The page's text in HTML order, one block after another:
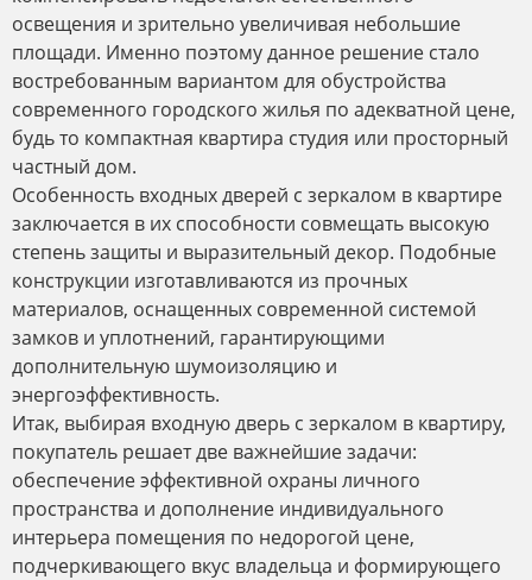
освещения и зрительно увеличивая небольшие
площади. Именно поэтому данное решение стало
востребованным вариантом для обустройства
современного городского жилья по адекватной цене,
будь то компактная квартира студия или просторный
частный дом.
Особенность входных дверей с зеркалом в квартире
заключается в их способности совмещать высокую
степень защиты и выразительный декор. Подобные
конструкции изготавливаются из прочных
материалов, оснащенных современной системой
замков и уплотнений, гарантирующими
дополнительную шумоизоляцию и
энергоэффективность.
Итак, выбирая входную дверь с зеркалом в квартиру,
покупатель решает две важнейшие задачи:
обеспечение эффективной охраны личного
пространства и дополнение индивидуального
интерьера помещения по недорогой цене,
подчеркивающего вкус владельца и формирующего